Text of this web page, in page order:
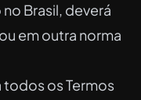
Brasil, deverá
em outra norma
os Termos